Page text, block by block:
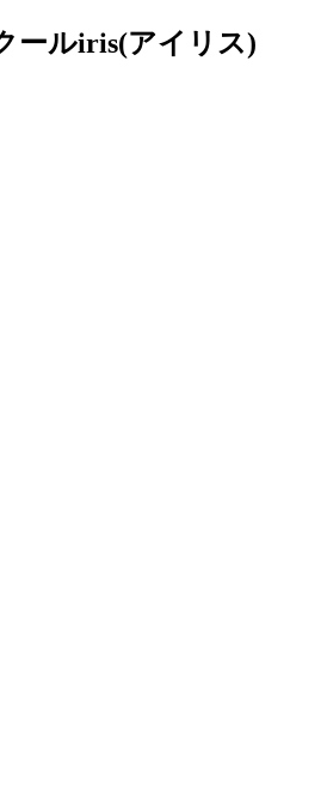
ールiris(アイリス)